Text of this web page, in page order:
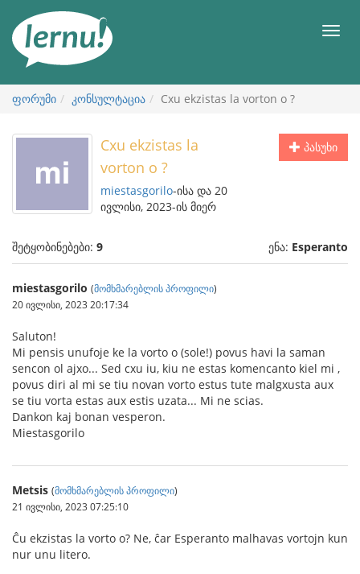
ნახვა
მენიუ
ფორუმი კონსულტაცია Cxu ekzistas la vorton o ?
პასუხი
Cxu ekzistas la
vorton o ?
miestasgorilo-ისა და 20
ივლისი, 2023-ის მიერ
შეტყობინებები: 9 ენა: Esperanto
miestasgorilo (მომხმარებლის პროფილი)
20 ივლისი, 2023 20:17:34
Saluton!
Mi pensis unufoje ke la vorto o (sole!) povus havi la saman
sencon ol ajxo... Sed cxu iu, kiu ne estas komencanto kiel mi ,
povus diri al mi se tiu novan vorto estus tute malgxusta aux
se tiu vorta estas aux estis uzata... Mi ne scias.
Dankon kaj bonan vesperon.
Miestasgorilo
Metsis (მომხმარებლის პროფილი)
21 ივლისი, 2023 07:25:10
Ĉu ekzistas la vorto o? Ne, ĉar Esperanto malhavas vortojn kun
nur unu litero.